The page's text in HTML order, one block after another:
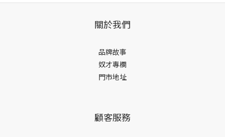
關於我們
品牌故事
奴才專欄
門市地址
顧客服務